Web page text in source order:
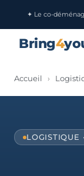
✦ Le co-
Bring4
Accueil ›
LOGISTIQUE